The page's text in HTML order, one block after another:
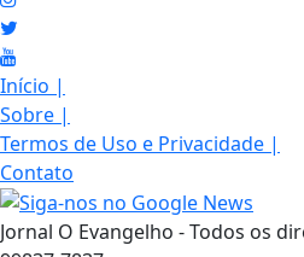
Início |
Sobre |
Termos de Uso e Privacidade |
Contato
Jornal O Evangelho - Todos os